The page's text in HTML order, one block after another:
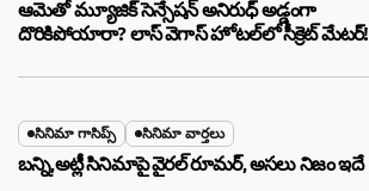
ఆమెతో మ్యూజిక్ సెన్సేషన్ అనిరుధ్ అడ్డంగా
దొరికిపోయారా? లాస్ వెగాస్ హోటల్‌లో సీక్రెట్ మేటర్!
సినిమా గాసిప్స్ సినిమా వార్తలు
బన్ని,అట్లీ సినిమాపై వైరల్ రూమర్, అసలు నిజం ఇదే